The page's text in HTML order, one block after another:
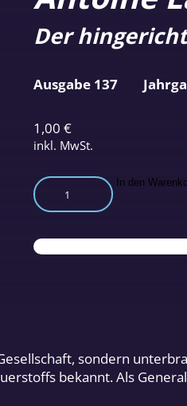
1,00 €
inkl. MwSt.
Der
Antoine
Laurent
Menge
In den
Ausgabe 137
sondern
bekannt. Als